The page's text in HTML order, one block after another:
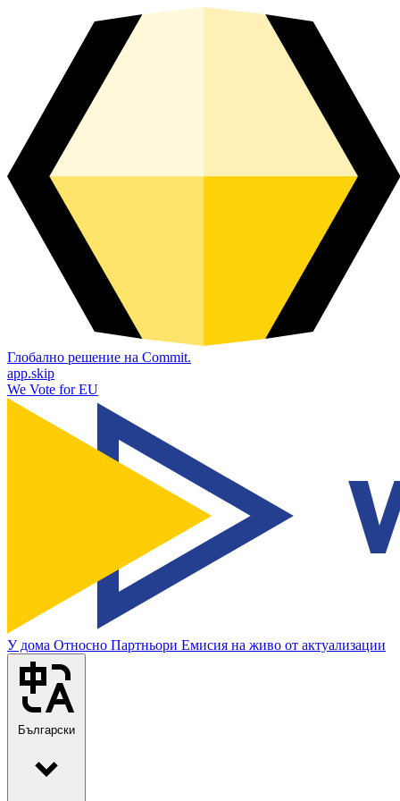
Глобално решение на Commit.
app.skip
We Vote for EU
У дома Относно Партньори Емисия на живо от актуализации
Български